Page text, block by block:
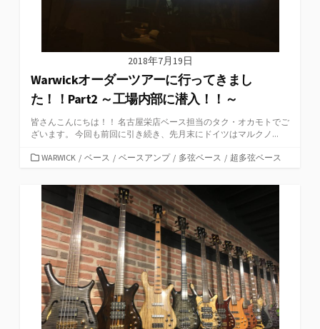
2018年7月19日
Warwickオーダーツアーに行ってきまし
た！！Part2 ～工場内部に潜入！！～
皆さんこんにちは！！ 名古屋栄店ベース担当のタク・オカモトでご
ざいます。 今回も前回に引き続き、先月末にドイツはマルクノ...
カ
ゴ
ー
WARWICK / ベース / ベースアンプ / 多弦ベース / 超多弦ベース